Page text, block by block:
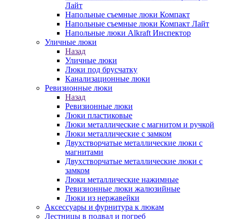
Лайт
Напольные съемные люки Компакт
Напольные съемные люки Компакт Лайт
Напольные люки Alkraft Инспектор
Уличные люки
Назад
Уличные люки
Люки под брусчатку
Канализационные люки
Ревизионные люки
Назад
Ревизионные люки
Люки пластиковые
Люки металлические с магнитом и ручкой
Люки металлические с замком
Двухстворчатые металлические люки с
магнитами
Двухстворчатые металлические люки с
замком
Люки металлические нажимные
Ревизионные люки жалюзийные
Люки из нержавейки
Аксессуары и фурнитура к люкам
Лестницы в подвал и погреб